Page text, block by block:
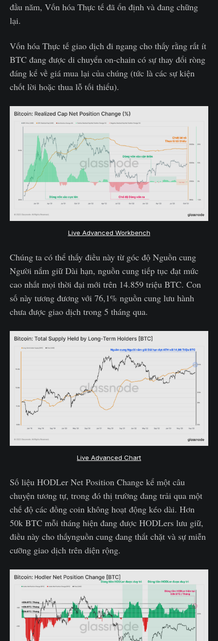
đầu năm, Vốn hóa Thực tế đã ổn định và đang chững
lại.
Vốn hóa Thực tế giao dịch đi ngang cho thấy rằng rất ít
BTC đang được di chuyển on-chain có sự thay đổi ròng
đáng kể về giá mua lại của chúng (tức là các sự kiện
chốt lời hoặc thua lỗ tối thiểu).
Live Advanced Workbench
Chúng ta có thể thấy điều này từ góc độ Nguồn cung
Người nắm giữ Dài hạn, nguồn cung tiếp tục đạt mức
cao nhất mọi thời đại mới trên 14.859 triệu BTC. Con
số này tương đương với 76,1% nguồn cung lưu hành
chưa được giao dịch trong 5 tháng qua.
Live Advanced Chart
Số liệu HODLer Net Position Change kể một câu
chuyện tương tự, trong đó thị trường đang trải qua một
chế độ các đồng coin không hoạt động kéo dài. Hơn
50k BTC mỗi tháng hiện đang được HODLers lưu giữ,
điều này cho thấynguồn cung đang thắt chặt và sự miễn
cưỡng giao dịch trên diện rộng.